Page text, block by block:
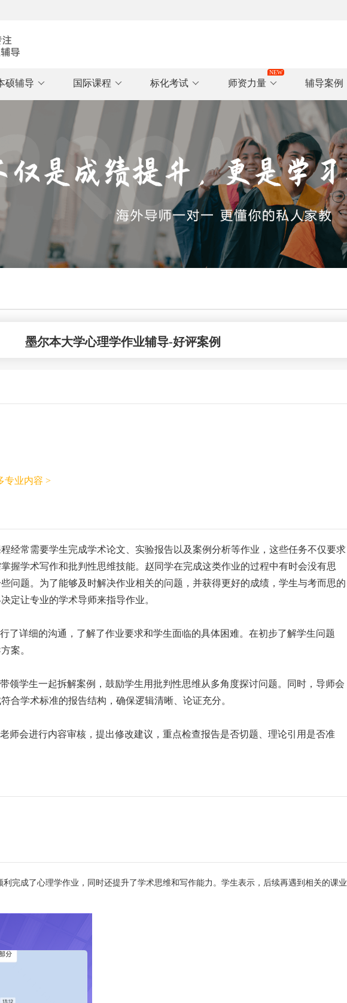
硕辅导 国际课程 标化考试 师资力量 辅导案例
墨尔本大学心理学作业辅导-好评案例
专业内容 >
经常需要学生完成学术论文、实验报告以及案例分析等作业，这些任务不仅要求
握学术写作和批判性思维技能。赵同学在完成这类作业的过程中有时会没有思
问题。为了能够及时解决作业相关的问题，并获得更好的成绩，学生与考而思的
定让专业的学术导师来指导作业。
了详细的沟通，了解了作业要求和学生面临的具体困难。在初步了解学生问题
案。
领学生一起拆解案例，鼓励学生用批判性思维从多角度探讨问题。同时，导师会
合学术标准的报告结构，确保逻辑清晰、论证充分。
师会进行内容审核，提出修改建议，重点检查报告是否切题、理论引用是否准
完成了心理学作业，同时还提升了学术思维和写作能力。学生表示，后续再遇到相关的课业
联系规划老师 联系规划老师